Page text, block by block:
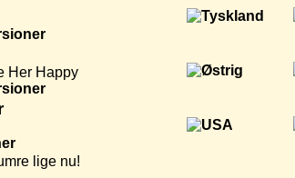
Her Happy
lige nu!